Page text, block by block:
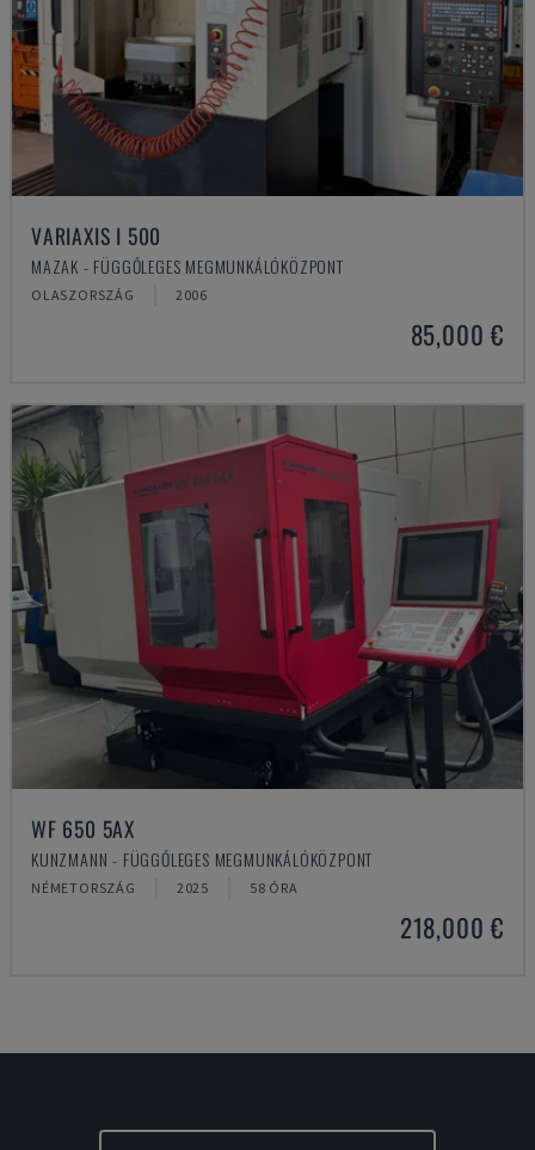
VARIAXIS I 500
MAZAK - FÜGGŐLEGES MEGMUNKÁLÓKÖZPONT
OLASZORSZÁG 2006
85,000 €
WF 650 5AX
KUNZMANN - FÜGGŐLEGES MEGMUNKÁLÓKÖZPONT
NÉMETORSZÁG 2025 58 ÓRA
218,000 €